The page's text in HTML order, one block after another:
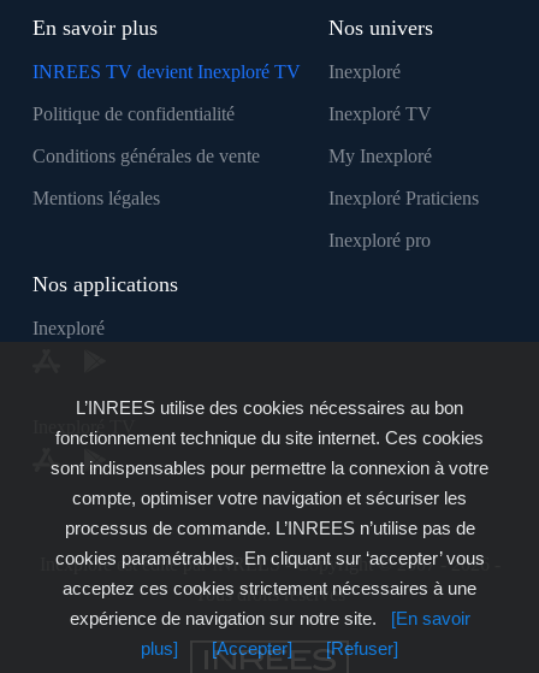
En savoir plus
INREES TV devient Inexploré TV
Politique de confidentialité
Conditions générales de vente
Mentions légales
Nos univers
Inexploré
Inexploré TV
My Inexploré
Inexploré Praticiens
Inexploré pro
Nos applications
Inexploré
Inexploré TV
Inexploré est édité par INREES - Copyright © 2007 - 2026 -
Tous droits réservés
L’INREES utilise des cookies nécessaires au bon
fonctionnement technique du site internet. Ces cookies
sont indispensables pour permettre la connexion à votre
compte, optimiser votre navigation et sécuriser les
processus de commande. L’INREES n’utilise pas de
cookies paramétrables. En cliquant sur ‘accepter’ vous
acceptez ces cookies strictement nécessaires à une
expérience de navigation sur notre site.
[En savoir
plus]
[Accepter] [Refuser]